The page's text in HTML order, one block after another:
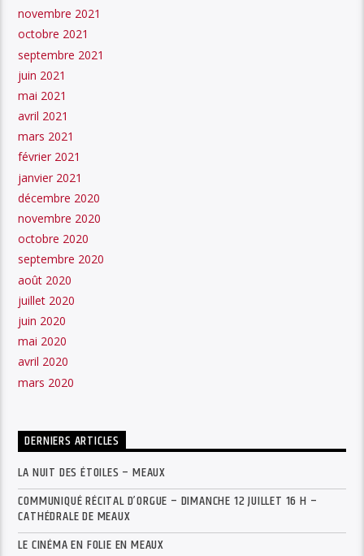
novembre 2021
octobre 2021
septembre 2021
juin 2021
mai 2021
avril 2021
mars 2021
février 2021
janvier 2021
décembre 2020
novembre 2020
octobre 2020
septembre 2020
août 2020
juillet 2020
juin 2020
mai 2020
avril 2020
mars 2020
DERNIERS ARTICLES
LA NUIT DES ÉTOILES – MEAUX
COMMUNIQUÉ RÉCITAL D’ORGUE – DIMANCHE 12 JUILLET 16 H –
CATHÉDRALE DE MEAUX
LE CINÉMA EN FOLIE EN MEAUX